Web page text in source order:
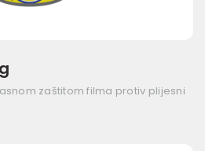
zaštitom filma protiv plijesni